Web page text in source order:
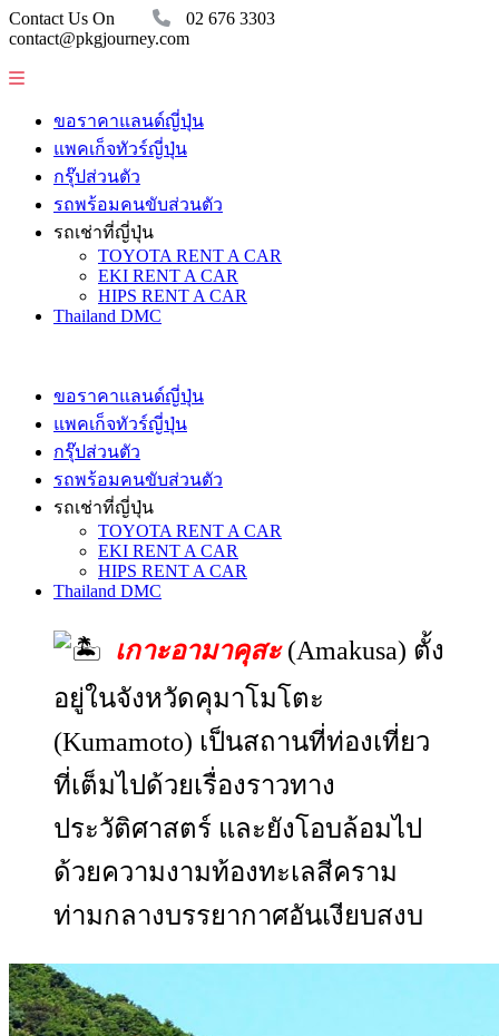
Contact Us On
02 676 3303
contact@pkgjourney.com
ขอราคาแลนด์ญี่ปุ่น
แพคเก็จทัวร์ญี่ปุ่น
กรุ๊ปส่วนตัว
รถพร้อมคนขับส่วนตัว
รถเช่าที่ญี่ปุ่น
TOYOTA RENT A CAR
EKI RENT A CAR
HIPS RENT A CAR
Thailand DMC
ขอราคาแลนด์ญี่ปุ่น
แพคเก็จทัวร์ญี่ปุ่น
กรุ๊ปส่วนตัว
รถพร้อมคนขับส่วนตัว
รถเช่าที่ญี่ปุ่น
TOYOTA RENT A CAR
EKI RENT A CAR
HIPS RENT A CAR
Thailand DMC
เกาะอามาคุสะ(Amakusa) ตั้ง
อยู่ในจังหวัดคุมาโมโตะ
(Kumamoto) เป็นสถานที่ท่องเที่ยว
ที่เต็มไปด้วยเรื่องราวทาง
ประวัติศาสตร์ และยังโอบล้อมไป
ด้วยความงามท้องทะเลสีคราม
ท่ามกลางบรรยากาศอันเงียบสงบ